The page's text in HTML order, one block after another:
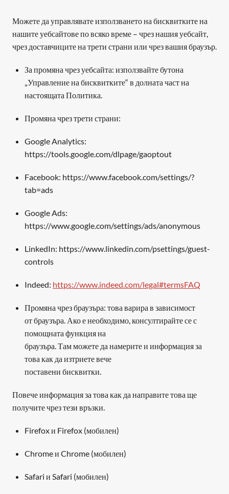
Можете да управлявате използването на бисквитките на
нашите уебсайтове по всяко време – чрез нашия уебсайт,
чрез доставчиците на трети страни или чрез вашия браузър.
За промяна чрез уебсайта: използвайте бутона
„Управление на бисквитките“ в долната част на
настоящата Политика.
Промяна чрез трети страни:
Google Analytics:
https://tools.google.com/dlpage/gaoptout﻿
Facebook: https://www.facebook.com/settings/?
tab=ads﻿
Google Ads:
https://www.google.com/settings/ads/anonymous﻿
LinkedIn: https://www.linkedin.com/psettings/guest-
controls﻿
Indeed: https://www.indeed.com/legal#termsFAQ
Промяна чрез браузъра: това варира в зависимост
от браузъра. Ако е необходимо, консултирайте се с
помощната функция на
браузъра. Там можете да намерите и информация за
това как да изтриете вече
поставени бисквитки.
Повече информация за това как да направите това ще
получите чрез тези връзки.
Firefox и Firefox (мобилен)﻿
Chrome и Chrome (мобилен)﻿
Safari и Safari (мобилен)﻿